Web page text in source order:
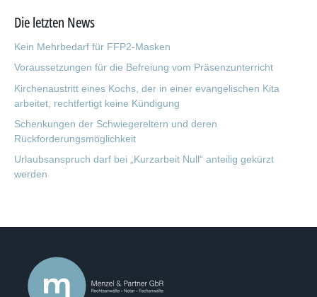
Die letzten News
Kein Mehrbedarf für FFP2-Masken
Voraussetzungen für die Befreiung vom Präsenzunterricht
Kirchenaustritt eines Kochs, der in einer evangelischen Kita
arbeitet, rechtfertigt keine Kündigung
Schenkungen der Schwiegereltern und deren
Rückforderungsmöglichkeit
Urlaubsanspruch darf bei „Kurzarbeit Null“ anteilig gekürzt
werden